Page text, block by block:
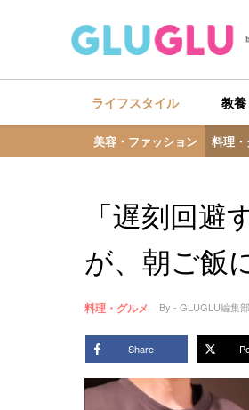
ライフスタイル
美容・ファッション 料理・
教
「遅刻回
が、朝ご飯
料理・グルメ By - GLUGLU編集部
Share